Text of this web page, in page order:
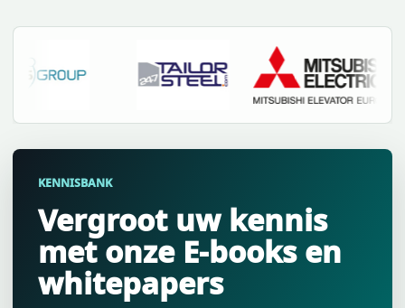
KENNISBANK
Vergroot uw kennis
met onze E-books en
whitepapers